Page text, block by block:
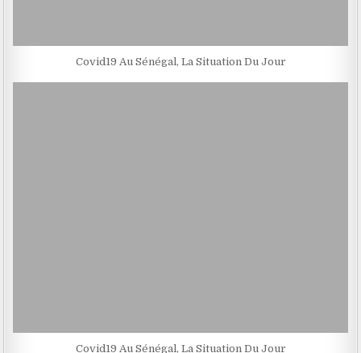
Covid19 Au Sénégal, La Situation Du Jour
Covid19 Au Sénégal, La Situation Du Jour